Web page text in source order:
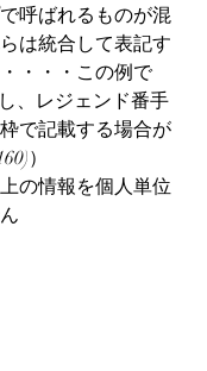
呼ばれるものが混
は統合して表記す
・・・この例で
、レジェンド番手
で記載する場合が
）
の情報を個人単位